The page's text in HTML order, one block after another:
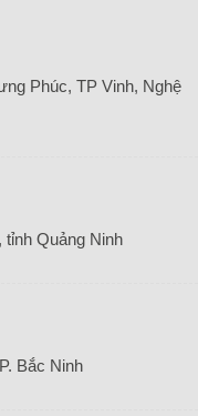
Phúc, TP Vinh, Nghệ
tỉnh Quảng Ninh
Bắc Ninh